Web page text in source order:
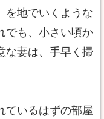
地でいくような
でも、小さい頃か
な妻は、手早く掃
いるはずの部屋